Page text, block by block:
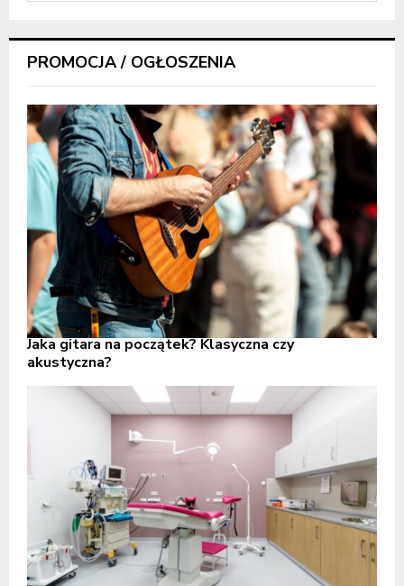
PROMOCJA / OGŁOSZENIA
Jaka gitara na początek? Klasyczna czy
akustyczna?